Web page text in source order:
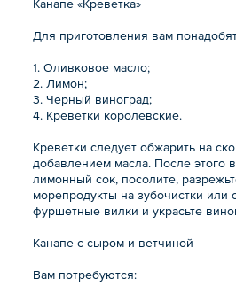
Канапе «Креветка»
Для приготовления вам
1. Оливковое масло;
2. Лимон;
3. Черный виноград;
4. Креветки королевские.
Креветки следует обжарить на
добавлением масла. После этого
лимонный сок, посолите,
морепродукты на зубочистки или
фуршетные вилки и украсьте
Канапе с сыром и ветчиной
Вам потребуются: